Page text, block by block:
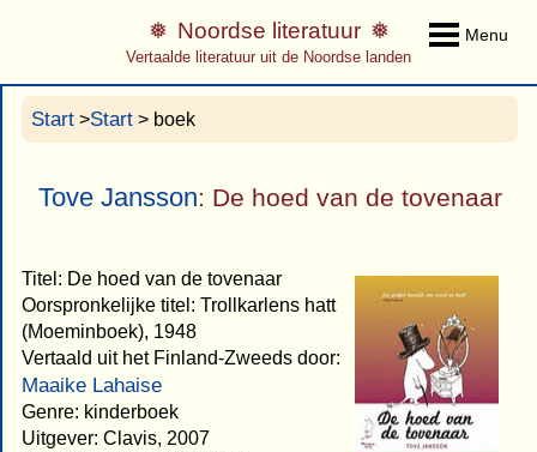
Menu
Noordse literatuur
Vertaalde literatuur uit de Noordse landen
Start >Start > boek
Tove Jansson: De hoed van de tovenaar
Titel: De hoed van de tovenaar
Oorspronkelijke titel: Trollkarlens hatt
(Moeminboek), 1948
Vertaald uit het Finland-Zweeds door:
Maaike Lahaise
Genre: kinderboek
Uitgever: Clavis, 2007